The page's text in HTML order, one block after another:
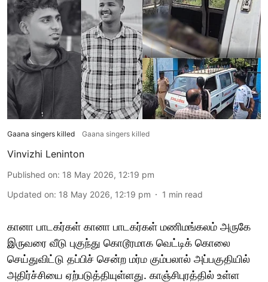
Gaana singers killed Gaana singers killed
Vinvizhi Leninton
Published on: 18 May 2026, 12:19 pm
Updated on: 18 May 2026, 12:19 pm 1 min read
கானா பாடகர்கள் கானா பாடகர்கள் மணிமங்கலம் அருகே
இருவரை வீடு புகுந்து கொடூரமாக வெட்டிக் கொலை
செய்துவிட்டு தப்பிச் சென்ற மர்ம கும்பலால் அப்பகுதியில்
அதிர்ச்சியை ஏற்படுத்தியுள்ளது. காஞ்சிபுரத்தில் உள்ள